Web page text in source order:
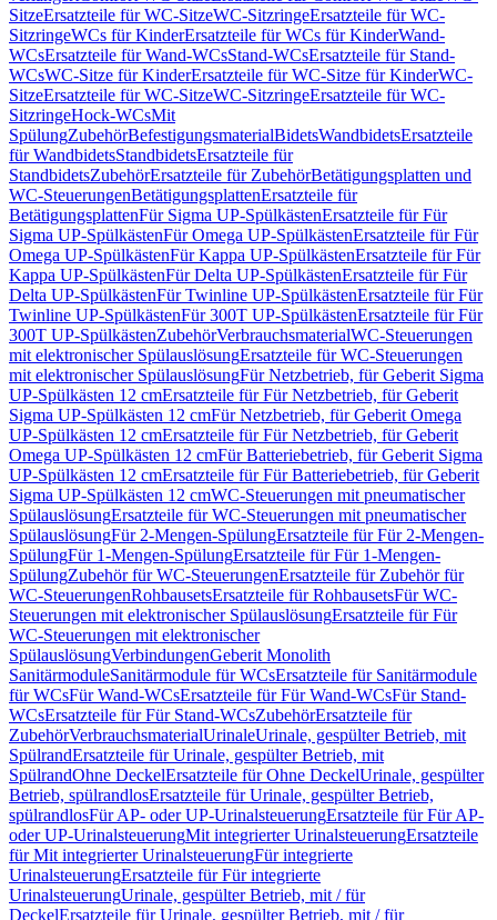
SitzeErsatzteile für WC-SitzeWC-SitzringeErsatzteile für WC-
SitzringeWCs für KinderErsatzteile für WCs für KinderWand-
WCsErsatzteile für Wand-WCsStand-WCsErsatzteile für Stand-
WCsWC-Sitze für KinderErsatzteile für WC-Sitze für KinderWC-
SitzeErsatzteile für WC-SitzeWC-SitzringeErsatzteile für WC-
SitzringeHock-WCsMit
SpülungZubehörBefestigungsmaterialBidetsWandbidetsErsatzteile
für WandbidetsStandbidetsErsatzteile für
StandbidetsZubehörErsatzteile für ZubehörBetätigungsplatten und
WC-SteuerungenBetätigungsplattenErsatzteile für
BetätigungsplattenFür Sigma UP-SpülkästenErsatzteile für Für
Sigma UP-SpülkästenFür Omega UP-SpülkästenErsatzteile für Für
Omega UP-SpülkästenFür Kappa UP-SpülkästenErsatzteile für Für
Kappa UP-SpülkästenFür Delta UP-SpülkästenErsatzteile für Für
Delta UP-SpülkästenFür Twinline UP-SpülkästenErsatzteile für Für
Twinline UP-SpülkästenFür 300T UP-SpülkästenErsatzteile für Für
300T UP-SpülkästenZubehörVerbrauchsmaterialWC-Steuerungen
mit elektronischer SpülauslösungErsatzteile für WC-Steuerungen
mit elektronischer SpülauslösungFür Netzbetrieb, für Geberit Sigma
UP-Spülkästen 12 cmErsatzteile für Für Netzbetrieb, für Geberit
Sigma UP-Spülkästen 12 cmFür Netzbetrieb, für Geberit Omega
UP-Spülkästen 12 cmErsatzteile für Für Netzbetrieb, für Geberit
Omega UP-Spülkästen 12 cmFür Batteriebetrieb, für Geberit Sigma
UP-Spülkästen 12 cmErsatzteile für Für Batteriebetrieb, für Geberit
Sigma UP-Spülkästen 12 cmWC-Steuerungen mit pneumatischer
SpülauslösungErsatzteile für WC-Steuerungen mit pneumatischer
SpülauslösungFür 2-Mengen-SpülungErsatzteile für Für 2-Mengen-
SpülungFür 1-Mengen-SpülungErsatzteile für Für 1-Mengen-
SpülungZubehör für WC-SteuerungenErsatzteile für Zubehör für
WC-SteuerungenRohbausetsErsatzteile für RohbausetsFür WC-
Steuerungen mit elektronischer SpülauslösungErsatzteile für Für
WC-Steuerungen mit elektronischer
SpülauslösungVerbindungenGeberit Monolith
SanitärmoduleSanitärmodule für WCsErsatzteile für Sanitärmodule
für WCsFür Wand-WCsErsatzteile für Für Wand-WCsFür Stand-
WCsErsatzteile für Für Stand-WCsZubehörErsatzteile für
ZubehörVerbrauchsmaterialUrinaleUrinale, gespülter Betrieb, mit
SpülrandErsatzteile für Urinale, gespülter Betrieb, mit
SpülrandOhne DeckelErsatzteile für Ohne DeckelUrinale, gespülter
Betrieb, spülrandlosErsatzteile für Urinale, gespülter Betrieb,
spülrandlosFür AP- oder UP-UrinalsteuerungErsatzteile für Für AP-
oder UP-UrinalsteuerungMit integrierter UrinalsteuerungErsatzteile
für Mit integrierter UrinalsteuerungFür integrierte
UrinalsteuerungErsatzteile für Für integrierte
UrinalsteuerungUrinale, gespülter Betrieb, mit / für
DeckelErsatzteile für Urinale, gespülter Betrieb, mit / für